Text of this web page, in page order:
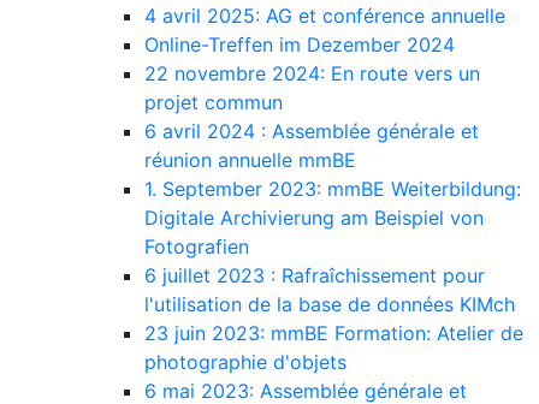
4 avril 2025: AG et conférence annuelle
Online-Treffen im Dezember 2024
22 novembre 2024: En route vers un
projet commun
6 avril 2024 : Assemblée générale et
réunion annuelle mmBE
1. September 2023: mmBE Weiterbildung:
Digitale Archivierung am Beispiel von
Fotografien
6 juillet 2023 : Rafraîchissement pour
l'utilisation de la base de données KIMch
23 juin 2023: mmBE Formation: Atelier de
photographie d'objets
6 mai 2023: Assemblée générale et